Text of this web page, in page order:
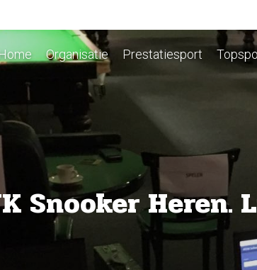
Organisatie Prestatiesport
Snooker